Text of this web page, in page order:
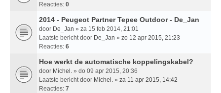
Reacties: 0
2014 - Peugeot Partner Tepee Outdoor - De_Jan
door De_Jan » za 15 feb 2014, 21:01
Laatste bericht door De_Jan » zo 12 apr 2015, 21:23
Reacties: 6
Hoe werkt de automatische koppelingskabel?
door Michel. » do 09 apr 2015, 20:36
Laatste bericht door Michel. » za 11 apr 2015, 14:42
Reacties: 7